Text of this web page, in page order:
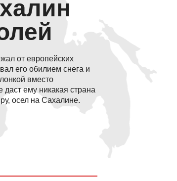
от европейских
его обилием снега и
вместо
ему никакая страна
осел на Сахалине.